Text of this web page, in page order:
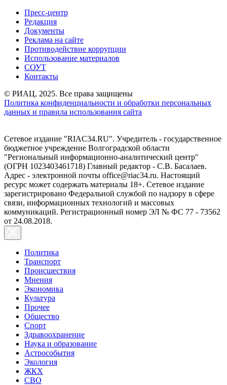
Пресс-центр
Редакция
Документы
Реклама на сайте
Противодействие коррупции
Использование материалов
СОУТ
Контакты
© РИАЦ, 2025. Все права защищены
Политика конфиденциальности и обработки персональных
данных и правила использования сайта
Сетевое издание "RIAC34.RU". Учредитель - государственное
бюджетное учреждение Волгоградской области
"Региональный информационно-аналитический центр"
(ОГРН 1023403461718) Главный редактор - С.В. Басалаев.
Адрес - электронной почты office@riac34.ru. Настоящий
ресурс может содержать материалы 18+. Сетевое издание
зарегистрировано Федеральной службой по надзору в сфере
связи, информационных технологий и массовых
коммуникаций. Регистрационный номер ЭЛ № ФС 77 - 73562
от 24.08.2018.
Политика
Транспорт
Происшествия
Мнения
Экономика
Культура
Прочее
Общество
Спорт
Здравоохранение
Наука и образование
Астрособытия
Экология
ЖКХ
СВО